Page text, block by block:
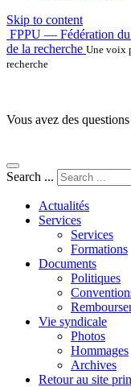
Skip to content
FPPU — Fédération du
de la recherche Une voix
recherche
Vous avez des
Search ...
Actualités
Services
Services
Formations
Documents
Politiques
Vie syndicale
Photos
Hommages
Archives
Retour au site